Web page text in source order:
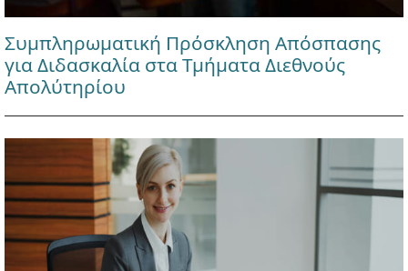
Συμπληρωματική Πρόσκληση Απόσπασης
για Διδασκαλία στα Τμήματα Διεθνούς
Απολύτηρίου